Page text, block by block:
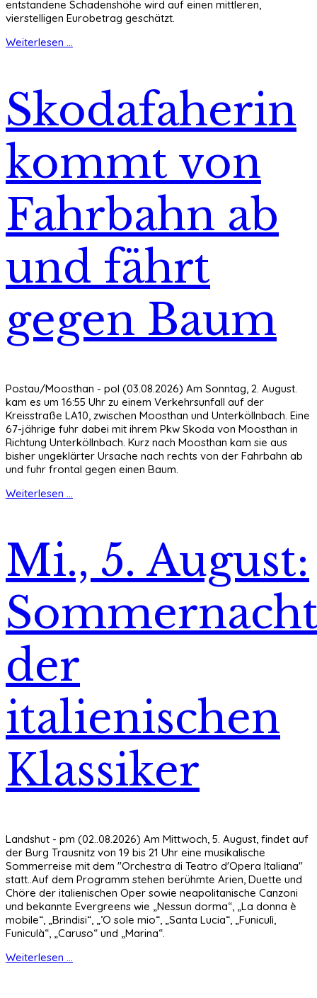
entstandene Schadenshöhe wird auf einen mittleren,
vierstelligen Eurobetrag geschätzt.
Weiterlesen ...
Skodafaherin
kommt von
Fahrbahn ab
und fährt
gegen Baum
Postau/Moosthan - pol (03.08.2026) Am Sonntag, 2. August.
kam es um 16:55 Uhr zu einem Verkehrsunfall auf der
Kreisstraße LA10, zwischen Moosthan und Unterköllnbach. Eine
67-jährige fuhr dabei mit ihrem Pkw Skoda von Moosthan in
Richtung Unterköllnbach. Kurz nach Moosthan kam sie aus
bisher ungeklärter Ursache nach rechts von der Fahrbahn ab
und fuhr frontal gegen einen Baum.
Weiterlesen ...
Mi., 5. August:
der
italienischen
Klassiker
Landshut - pm (02..08.2026) Am Mittwoch, 5. August, findet auf
der Burg Trausnitz von 19 bis 21 Uhr eine musikalische
Sommerreise mit dem "Orchestra di Teatro d'Opera Italiana"
statt..Auf dem Programm stehen berühmte Arien, Duette und
Chöre der italienischen Oper sowie neapolitanische Canzoni
und bekannte Evergreens wie „Nessun dorma“, „La donna è
mobile“, „Brindisi“, „’O sole mio“, „Santa Lucia“, „Funiculì,
Funiculà“, „Caruso“ und „Marina“.
Weiterlesen ...